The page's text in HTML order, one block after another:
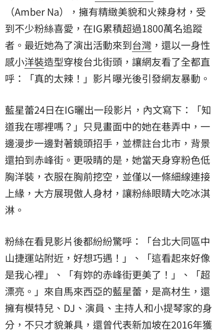
（Amber Na），擁有精緻美貌和火辣身材，受
到不少粉絲喜愛，在IG累積超過1800萬名追蹤
者。最近她為了演出活動來到台灣 ，還以一身性
感小洋裝造型穿梭台北街頭，讓網友看了全都直
呼：「真的太辣！」影片曝光後引發網友暴動。
藍星蕾24日在IG曬出一段影片，內文寫下：「知
道我在哪裡嗎？」只見畫面中的她在巷弄中，一
邊漫步一邊對著鏡頭招手，並標註台北市，背景
還拍到赤峰街。更吸睛的是，她當天身穿粉色低
胸洋裝，衣服在胸前挖空，並僅以一條細線連接
上緣，大方展現傲人身材，讓粉絲眼睛大吃冰淇
淋。
粉絲在看見影片後都紛紛驚呼：「台北大同區中
山捷運站附近，好想巧遇！」、「這看起來好像
是我心裡」、「有妳的赤峰街更美了！」、「超
漂亮。」來自馬來西亞的藍星蕾，是高材生，還
擁有模特兒、DJ、演員、主持人和小提琴家的身
分，不只才貌兼具，還曾代表新加坡在2016年獲